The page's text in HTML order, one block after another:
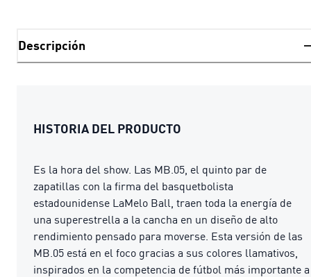
Descripción
HISTORIA DEL PRODUCTO
Es la hora del show. Las MB.05, el quinto par de
zapatillas con la firma del basquetbolista
estadounidense LaMelo Ball, traen toda la energía de
una superestrella a la cancha en un diseño de alto
rendimiento pensado para moverse. Esta versión de las
MB.05 está en el foco gracias a sus colores llamativos,
inspirados en la competencia de fútbol más importante a